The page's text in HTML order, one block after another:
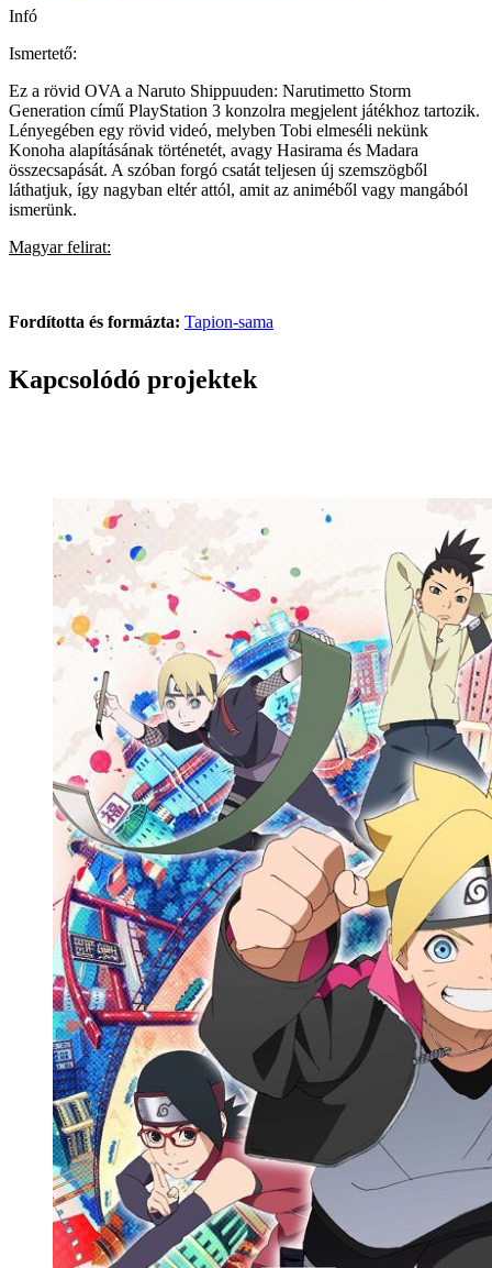
Infó
Ismertető:
Ez a rövid OVA a Naruto Shippuuden: Narutimetto Storm
Generation című PlayStation 3 konzolra megjelent játékhoz tartozik.
Lényegében egy rövid videó, melyben Tobi elmeséli nekünk
Konoha alapításának történetét, avagy Hasirama és Madara
összecsapását. A szóban forgó csatát teljesen új szemszögből
láthatjuk, így nagyban eltér attól, amit az animéből vagy mangából
ismerünk.
Magyar felirat:
Fordította és formázta: Tapion-sama
Kapcsolódó projektek